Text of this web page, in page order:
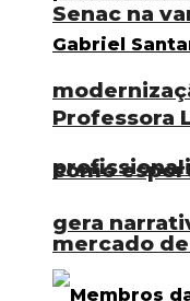
Professora
como
gera
Senac na
mercado